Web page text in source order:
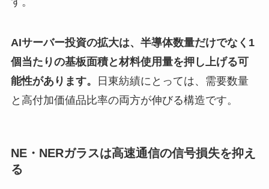
AIサーバー投資の拡大は、半導体数量だけでなく1
個当たりの基板面積と材料使用量を押し上げる可
能性があります。
日東紡績にとっては、需要数量
と高付加価値品比率の両方が伸びる構造です。
NE・NERガラスは高速通信の信号損失を抑え
る